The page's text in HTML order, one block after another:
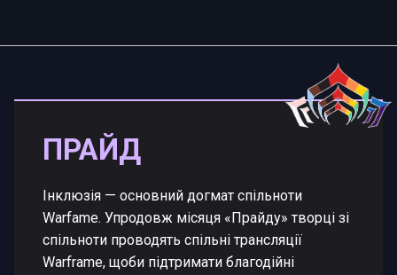
ПРАЙД
Інклюзія — основний догмат спільноти
Warfame. Упродовж місяця «Прайду» творці зі
спільноти проводять спільні трансляції
Warframe, щоби підтримати благодійні